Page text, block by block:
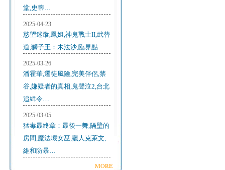
堂,史蒂…
2025-04-23
慾望迷蹤,鳳姐,神鬼戰士II,武替
道,獅子王：木法沙,臨界點
2025-03-26
潘霍華,遷徒風險,完美伴侶,禁
谷,嫌疑者的真相,鬼聲泣2,台北
追緝令…
2025-03-05
猛毒最終章：最後一舞,隔壁的
房間,魔法壞女巫,獵人克萊文,
維和防暴…
MORE